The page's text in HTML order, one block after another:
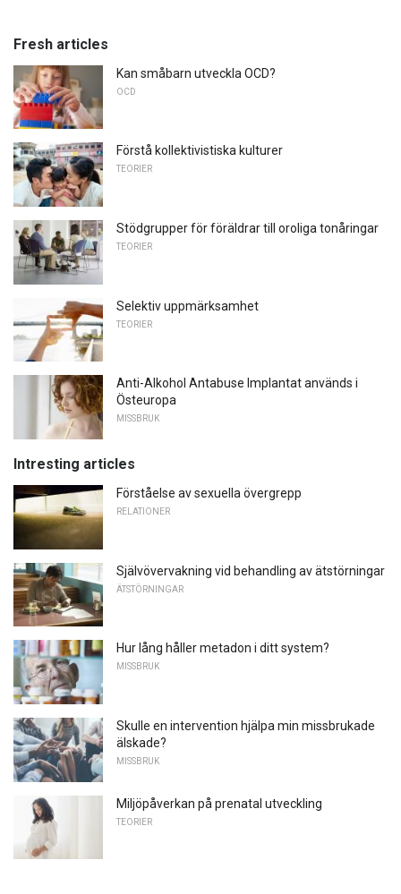
Fresh articles
Kan småbarn utveckla OCD?
OCD
Förstå kollektivistiska kulturer
TEORIER
Stödgrupper för föräldrar till oroliga tonåringar
TEORIER
Selektiv uppmärksamhet
TEORIER
Anti-Alkohol Antabuse Implantat används i
Östeuropa
MISSBRUK
Intresting articles
Förståelse av sexuella övergrepp
RELATIONER
Självövervakning vid behandling av ätstörningar
ÄTSTÖRNINGAR
Hur lång håller metadon i ditt system?
MISSBRUK
Skulle en intervention hjälpa min missbrukade
älskade?
MISSBRUK
Miljöpåverkan på prenatal utveckling
TEORIER